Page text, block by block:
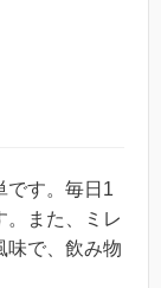
です。毎日1
。また、ミレ
味で、飲み物